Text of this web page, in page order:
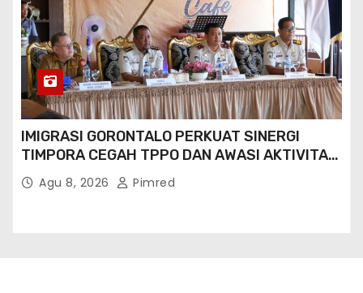
IMIGRASI GORONTALO PERKUAT SINERGI
TIMPORA CEGAH TPPO DAN AWASI AKTIVITAS
ORANG ASING DI GORONTALO UTARA
Agu 8, 2026 Pimred